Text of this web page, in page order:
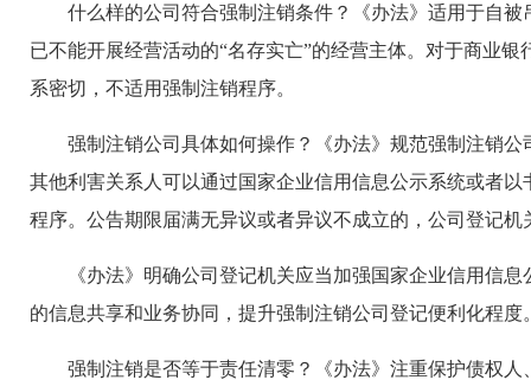
什么样的公司符合强制注销条件？《办法》适用于自
已不能开展经营活动的“名存实亡”的经营主体。对于商业
系密切，不适用强制注销程序。
强制注销公司具体如何操作？《办法》规范强制注销
其他利害关系人可以通过国家企业信用信息公示系统或者
程序。公告期限届满无异议或者异议不成立的，公司登记
《办法》明确公司登记机关应当加强国家企业信用信
的信息共享和业务协同，提升强制注销公司登记便利化程度
强制注销是否等于责任清零？《办法》注重保护债权